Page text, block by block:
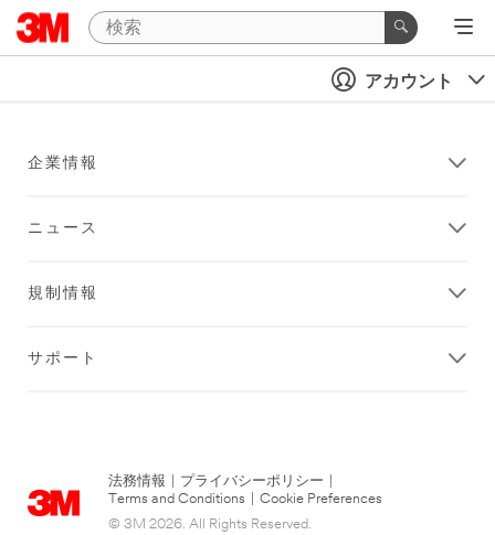
アカウント
企業情報
ニュース
規制情報
サポート
法務情報 プライバシーポリシー
Terms and Conditions
Cookie Preferences
© 3M 2026. All Rights Reserved.